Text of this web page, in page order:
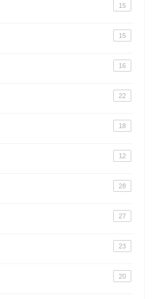
15
15
16
22
18
12
28
27
23
20